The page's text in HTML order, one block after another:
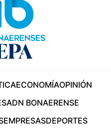
ECONOMÍAOPINIÓN
ADN BONAERENSE
EMPRESASDEPORTES